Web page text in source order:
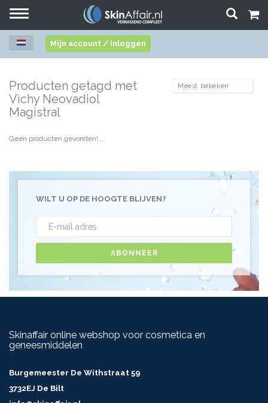
Toggle
Mijn account / inloggen
Producten getagd met
Vichy Neovadiol
Magistral
Geen producten gevonden!...
WILT U OP DE HOOGTE BLIJVEN?
ABONNEER
Skinaffair online webshop voor cosmetica en
geneesmiddelen
Burgemeester De Withstraat 59
3732EJ De Bilt